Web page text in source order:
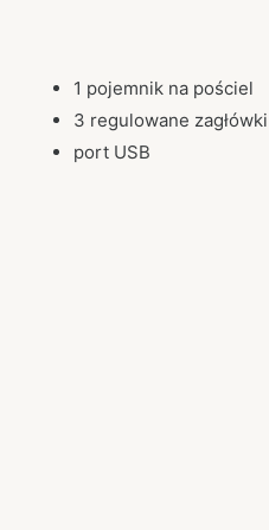
1 pojemnik na pościel
3 regulowane zagłówki
port USB